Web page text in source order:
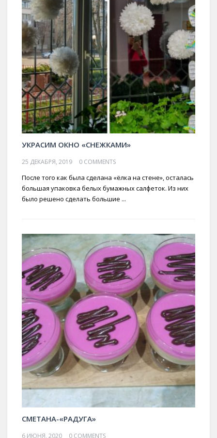
УКРАСИМ ОКНО «СНЕЖКАМИ»
25 ДЕКАБРЯ, 2019 0 COMMENTS
После того как была сделана «ёлка на стене», осталась
большая упаковка белых бумажных салфеток. Из них
было решено сделать большие ...
СМЕТАНА-«РАДУГА»
6 ИЮНЯ, 2020 0 COMMENTS